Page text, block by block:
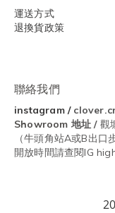
運送方式
退換貨政策
聯絡我們
instagram/
Showroom 地址 / 觀
（牛頭角站A或B出口
開放時間請查閱IG